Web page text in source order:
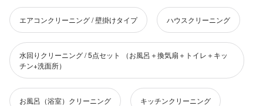
エアコンクリーニング / 壁掛けタイプ ハウスクリーニング
水回りクリーニング / 5点セット （お風呂＋換気扇＋トイレ＋キッ
チン+洗面所）
お風呂（浴室）クリーニング キッチンクリーニング